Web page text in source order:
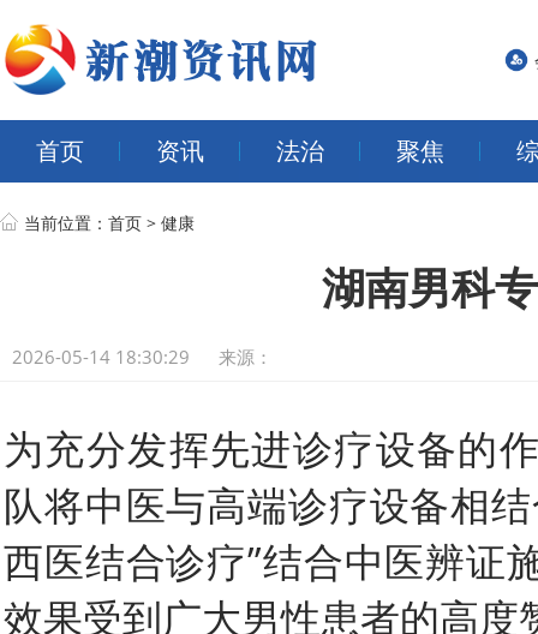
首页 资讯 法治 聚焦
当前位置： 首页 > 健康
湖南男科
2026-05-14 18:30:29 来源：
为充分发挥先进诊疗设备的
队将中医与高端诊疗设备相
西医结合诊疗”结合中医辨证
效果受到广大男性患者的高度